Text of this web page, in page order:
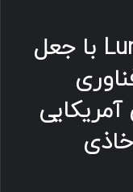
هکرهای گروه Luna Moth با جعل